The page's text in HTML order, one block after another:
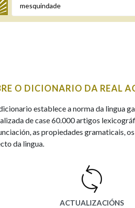
a buscar
por
O DICIONARIO DA REAL
establece a norma da lingua
de case 60.000 artigos
as propiedades gramaticais,
da lingua.
ACTUALIZACIÓNS